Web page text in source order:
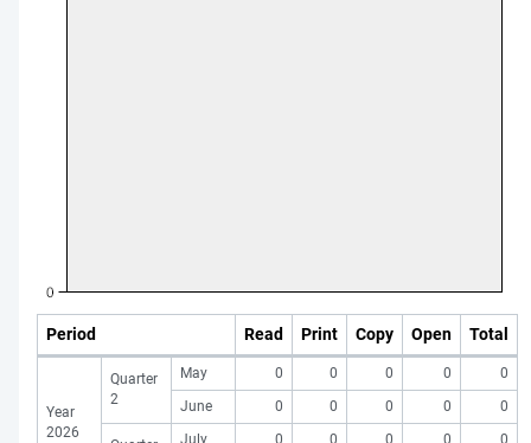
Period Read Print Copy Open Total
Year
2026
Quarter
2
May 0 0 0 0
0
June
0 0 0 0 0
July 0 0 0 0 0